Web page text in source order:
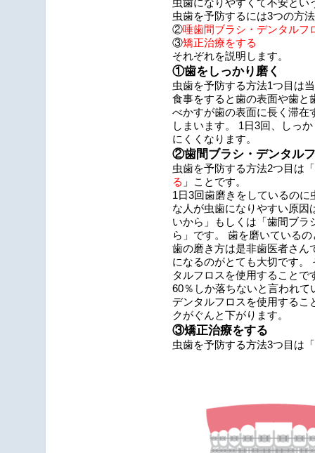
虫歯になりやすくて不安とい
虫歯を予防するには3つの方
②唾歯間ブラシ・デンタルフ
③矯正治療をする
それぞれを説明します。
①歯をしっかり磨く
虫歯を予防する方法1つ目は
食事をすると歯の表面や歯と
べかすが歯の表面に長く滞在
しまいます。 1日3回、しっ
にくくなります。
②歯間ブラシ・デンタル
虫歯を予防する方法2つ目は「
る 」ことです。
1日3回歯磨きをしているの
な人が虫歯になりやすい原因
いから」もしくは「歯間ブラ
ら」です。 歯を磨いている
歯の磨き方は是非歯医者さん
になるのがとても大切です。
タルフロスを使用すること
60％しか落ちないと言われ
デンタルフロスを使用するこ
クがぐんと下がります。
③矯正治療をする
虫歯を予防する方法3つ目は「